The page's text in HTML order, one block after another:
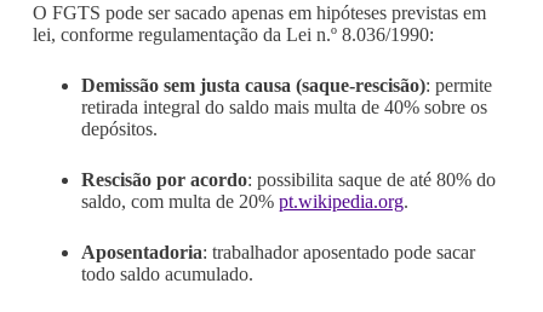
O FGTS pode ser sacado apenas em hipóteses previstas em
lei, conforme regulamentação da Lei n.º 8.036/1990:
Demissão sem justa causa (saque-rescisão): permite
retirada integral do saldo mais multa de 40% sobre os
depósitos.
Rescisão por acordo: possibilita saque de até 80% do
saldo, com multa de 20% pt.wikipedia.org.
Aposentadoria: trabalhador aposentado pode sacar
todo saldo acumulado.